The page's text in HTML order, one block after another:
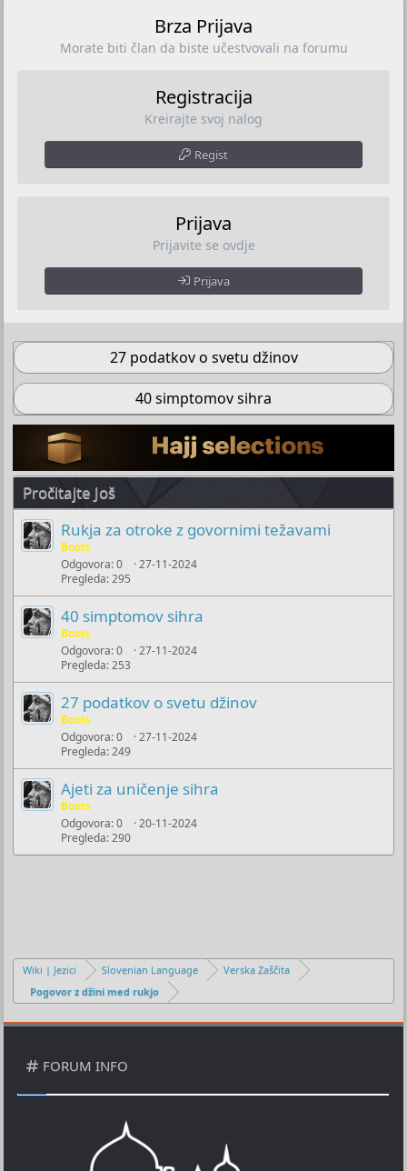
Brza Prijava
Morate biti član da biste učestvovali na forumu
Registracija
Kreirajte svoj nalog
Regist
Prijava
Prijavite se ovdje
Prijava
27 podatkov o svetu džinov
40 simptomov sihra
Pročitajte Još
Rukja za otroke z govornimi težavami
Boots
Odgovora 0
Pregleda 295
27-11-2024
40 simptomov sihra
Boots
Odgovora 0
Pregleda 253
27-11-2024
27 podatkov o svetu džinov
Boots
Odgovora 0
Pregleda 249
27-11-2024
Ajeti za uničenje sihra
Boots
Odgovora 0
Pregleda 290
20-11-2024
Wiki | Jezici Slovenian Language
Verska Zaščita
Pogovor z džini med rukjo
FORUM INFO